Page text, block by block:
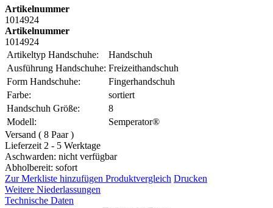
Artikelnummer
1014924
Artikelnummer
1014924
Artikeltyp Handschuhe:
Handschuh
Ausführung Handschuhe: Freizeithandschuh
Form Handschuhe:
Fingerhandschuh
Farbe:
sortiert
Handschuh Größe:
8
Modell:
Semperator®
Versand ( 8 Paar )
Lieferzeit 2 - 5 Werktage
Aschwarden: nicht verfügbar
Abholbereit: sofort
Zur Merkliste hinzufügen Produktvergleich Drucken
Weitere Niederlassungen
Technische Daten